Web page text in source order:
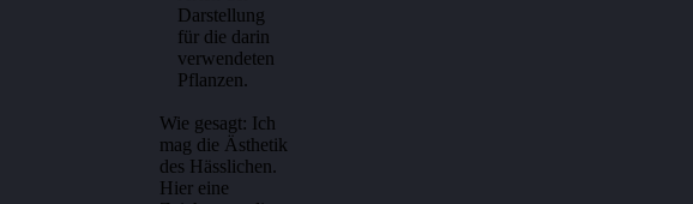
Darstellung
für die darin
verwendeten
Pflanzen.
Wie gesagt: Ich
mag die Ästhetik
des Hässlichen.
Hier eine